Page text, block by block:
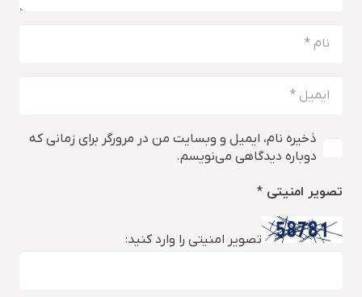
ذخیره نام، ایمیل و وبسایت من در مرورگر برای زمانی که
دوباره دیدگاهی می‌نویسم.
تصویر امنیتی *
تصویر امنیتی را وارد کنید: